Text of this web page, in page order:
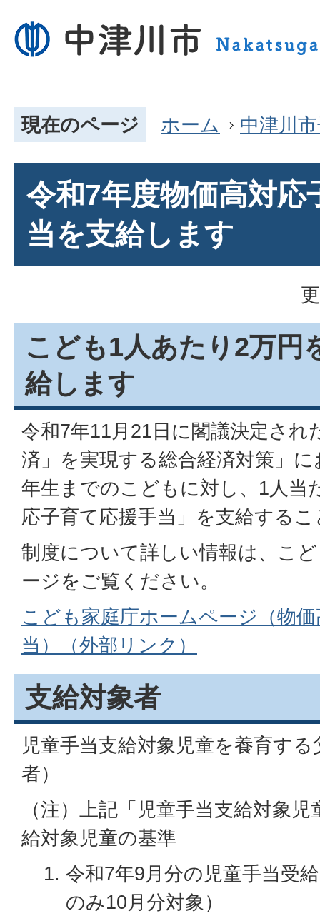
現在のページ ホーム 中津川
令和7年度物価高対応
当を支給します
こども1人あたり2万円
給します
令和7年11月21日に閣議決定され
済」を実現する総合経済対策」
年生までのこどもに対し、1人当
応子育て応援手当」を支給する
制度について詳しい情報は、こ
ージをご覧ください。
こども家庭庁ホームページ（物
当）（外部リンク）
支給対象者
児童手当支給対象児童を養育す
者）
（注）上記「児童手当支給対象
給対象児童の基準
令和7年9月分の児童手当受
のみ10月分対象）